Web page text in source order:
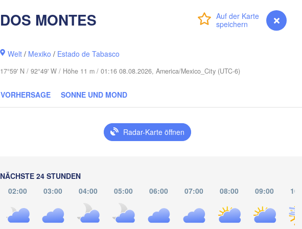
Anmelden myVentusky Vorhersage
DOS MONTES
Welt / Mexiko / Estado de Tabasco
17°59' N / 92°49' W / Höhe 11 m / 01:16 08.08.2026, America/Mexico_City (UTC-6)
VORHERSAGE SONNE UND MOND
Radar-Karte öffnen
NÄCHSTE 24 STUNDEN
02:00
03:00 04:00 05:00 06:00 07:00 08:00 09:00
Miami
Nassau